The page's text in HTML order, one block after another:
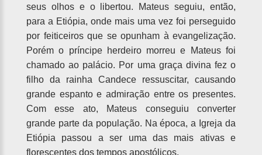
seus olhos e o libertou. Mateus seguiu, então,
para a Etiópia, onde mais uma vez foi perseguido
por feiticeiros que se opunham à evangelização.
Porém o príncipe herdeiro morreu e Mateus foi
chamado ao palácio. Por uma graça divina fez o
filho da rainha Candece ressuscitar, causando
grande espanto e admiração entre os presentes.
Com esse ato, Mateus conseguiu converter
grande parte da população. Na época, a Igreja da
Etiópia passou a ser uma das mais ativas e
florescentes dos tempos apostólicos.